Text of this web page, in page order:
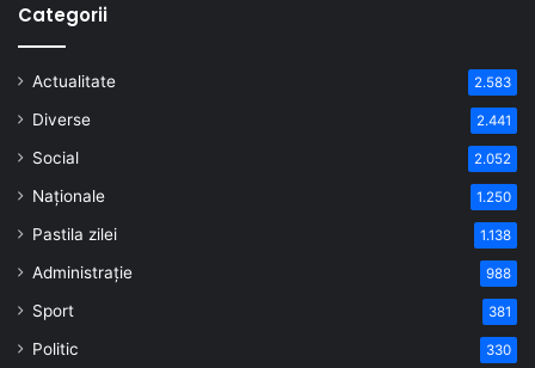
Categorii
Actualitate 2.583
Diverse 2.441
Social 2.052
Naționale 1.250
Pastila zilei 1.138
Administrație 988
Sport 381
Politic 330